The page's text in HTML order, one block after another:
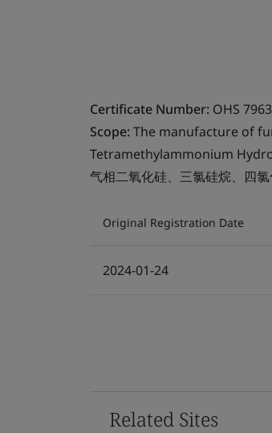
Certificate Number: OHS
Scope:The manufacture of
Tetramethylammonium
气相二氧化硅、三氯硅烷、四
Original Registration Date
2024-01-24
Related Sites